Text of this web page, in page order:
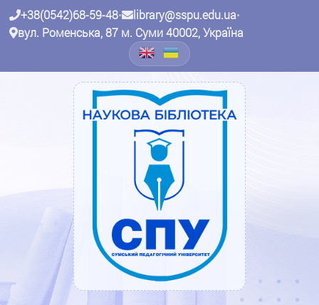
+38(0542)68-59-48• library@sspu.edu.ua•
вул. Роменська, 87 м. Суми 40002, Україна